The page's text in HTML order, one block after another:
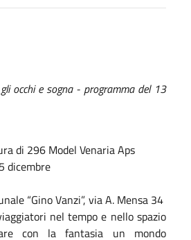
occhi e sogna - programma del 13
di 296 Model Venaria Aps
dicembre
“Gino Vanzi”, via A. Mensa 34
nel tempo e nello spazio
con la fantasia un mondo